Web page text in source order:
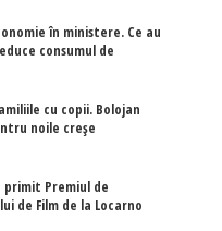
în ministere. Ce au
consumul de
cu copii. Bolojan
noile creșe
primit Premiul de
de Film de la Locarno